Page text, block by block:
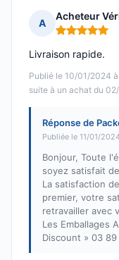
A
Acheteur
Note : 5 sur 5
Publié le 10/01/2024 à
suite à un achat du
Livraison rapide.
Réponse de
Publiée le 11/01/2024
Bonjour, Toute
soyez satisfait
La satisfaction
premier, votre
retravailler avec
Les Emballages
Discount » 03